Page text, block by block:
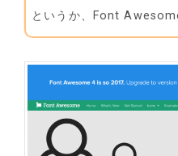
というか、Font